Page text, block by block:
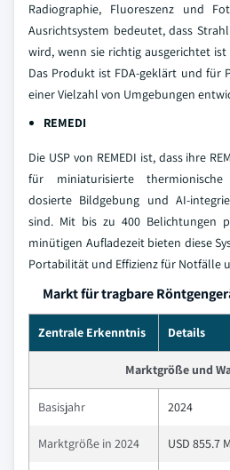
Radiographie, Fluoreszenz und
Ausrichtsystem bedeutet, dass
wird, wenn sie richtig ausgerichtet
Das Produkt ist FDA-geklärt und für
einer Vielzahl von Umgebungen
REMEDI
Die USP von REMEDI ist, dass ihre
für miniaturisierte
dosierte Bildgebung und AI-
sind. Mit bis zu 400 Belichtungen
minütigen Aufladezeit bieten diese
Portabilität und Effizienz für Notfälle
Markt für tragbare
Zentrale Erkenntnis Details
Marktgröße und
Basisjahr 2024
Marktgröße in 2024 USD 855.7